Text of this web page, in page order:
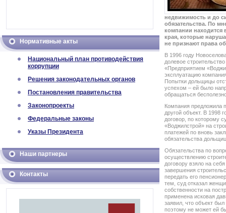
Нормативные акты
Национальный план противодействия
коррупции
Решения законодательных органов
Постановления правительства
Законопроекты
Федеральные законы
Указы Президента
Наши партнеры
Контакты
недвижимость и до
обязательства. По
компании находится
края, которые
не признают права
В 1996 году
долевое
«Предприятием
эксплуатацию
Попытки дольщицы
успехом – ей было
обращаться
Компания предложила
другой объект. В 1998
договор, по которому
«Воджилстрой» на
платежей по вновь
обязательства
Обязательства по
осуществлению
договору взяло на
завершения
передать его
тем, суд отказал
собственности на
применена исковая
заявил, что объект
поэтому не может ей